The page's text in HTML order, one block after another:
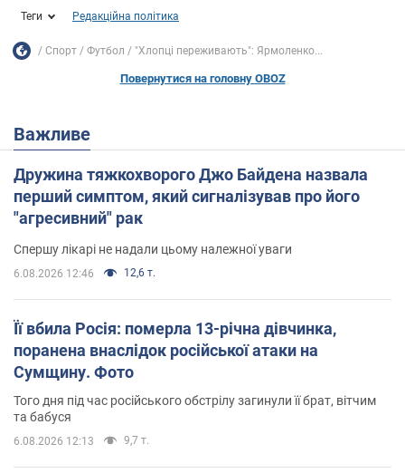
Теги Редакційна політика
Спорт Футбол "Хлопці переживають": Ярмоленко...
Повернутися на головну OBOZ
Важливе
Дружина тяжкохворого Джо Байдена назвала
перший симптом, який сигналізував про його
"агресивний" рак
Спершу лікарі не надали цьому належної уваги
6.08.2026 12:46 12,6 т.
Її вбила Росія: померла 13-річна дівчинка,
поранена внаслідок російської атаки на
Сумщину. Фото
Того дня під час російського обстрілу загинули її брат, вітчим
та бабуся
6.08.2026 12:13 9,7 т.